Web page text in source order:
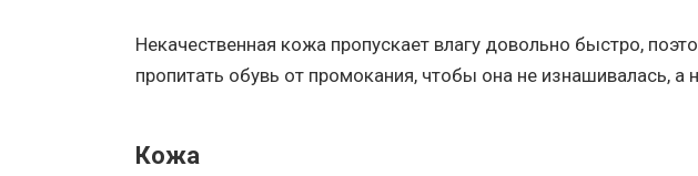
Некачественная кожа пропускает влагу довольно быстро,
пропитать обувь от промокания, чтобы она не изнашивалась, а
Кожа